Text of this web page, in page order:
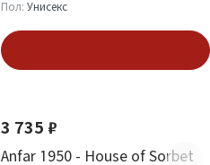
Пол: Унисекс
3 735 ₽
Anfar 1950 - House of Sorbet